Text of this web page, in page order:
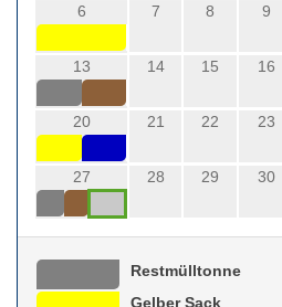
6 7 8 9
13 14 15 16
20 21 22 23
27 28 29 30
Restmülltonne
Gelber Sack